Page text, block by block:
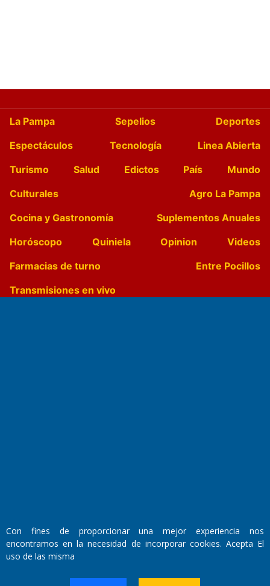
La Pampa Sepelios
Deportes
Espectáculos
Tecnología
Linea Abierta
Turismo
Salud Edictos País
Mundo
Culturales
Agro La Pampa
Cocina y Gastronomía
Suplementos Anuales
Horóscopo
Quiniela Opinion
Videos
Farmacias de turno
Entre Pocillos
Transmisiones en vivo
Propietario: El Diario SRL
Director Periodístico:
Walter René Goñi
Con fines de proporcionar una mejor experiencia nos
encontramos en la necesidad de incorporar cookies. Acepta El
uso de las misma